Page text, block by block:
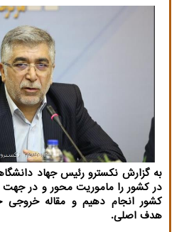
به گزارش نكسترو رئیس جهاد
در كشور را ماموریت محور و در
كشور انجام دهیم و مقاله
هدف اصلی.